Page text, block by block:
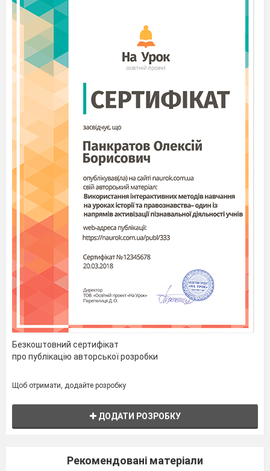
Was ist das?
Безкоштовний сертифікат
про публікацію авторської розробки
Щоб отримати, додайте розробку
ДОДАТИ РОЗРОБКУ
Рекомендовані матеріали